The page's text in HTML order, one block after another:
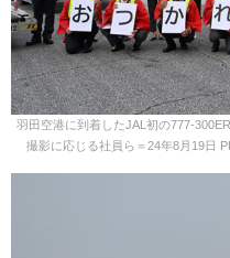
羽田空港に到着したJAL初の777-
撮影に応じる社員ら＝24年8月19日